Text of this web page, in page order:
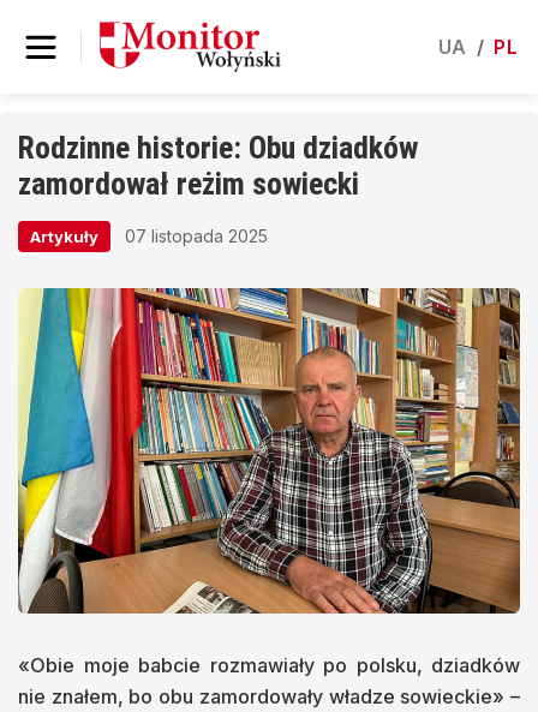
UA / PL
Rodzinne historie: Obu dziadków
zamordował reżim sowiecki
Artykuły 07 listopada 2025
«Obie moje babcie rozmawiały po polsku, dziadków
nie znałem, bo obu zamordowały władze sowieckie» –